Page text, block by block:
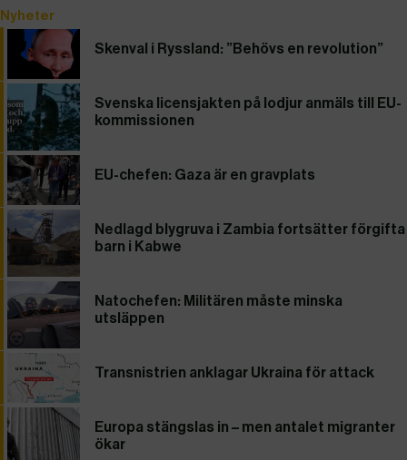
Nyheter
Skenval i Ryssland: ”Behövs en revolution”
Svenska licensjakten på lodjur anmäls till EU-
kommissionen
EU-chefen: Gaza är en gravplats
Nedlagd blygruva i Zambia fortsätter förgifta
barn i Kabwe
Natochefen: Militären måste minska
utsläppen
Transnistrien anklagar Ukraina för attack
Europa stängslas in – men antalet migranter
ökar